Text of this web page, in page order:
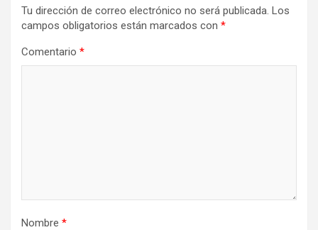
Tu dirección de correo electrónico no será publicada. Los
campos obligatorios están marcados con *
Comentario *
Nombre *